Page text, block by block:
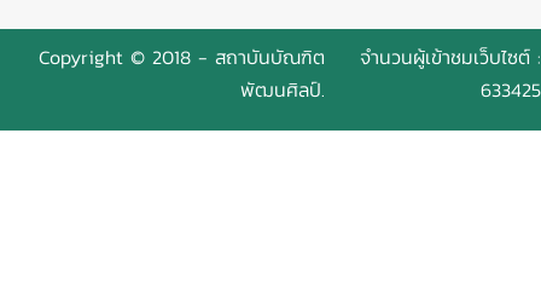
Copyright © 2018 - สถาบันบัณฑิต
พัฒนศิลป์.
จำนวนผู้เข้าชมเว็บไซต์ :
633425